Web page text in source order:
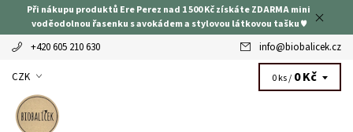
Při nákupu produktů Ere Perez nad 1 500 Kč získáte ZDARMA mini
voděodolnou řasenku s avokádem a stylovou látkovou tašku ♥
+420 605 210 630 info@biobalicek.cz
CZK 0 ks / 0 Kč